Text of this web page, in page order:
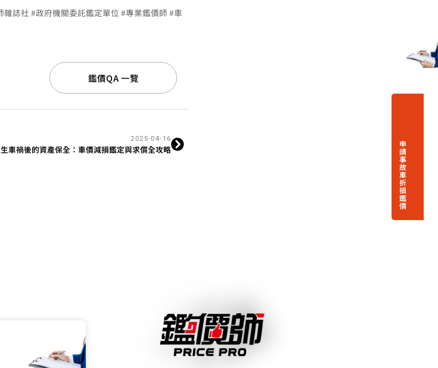
申
請
事
故
車
折
損
鑑
價
誌社 #政府機關委託鑑定單位 #專業鑑價師 #車
鑑價QA 一覽
2025-04-16
車禍後的資產保全：車價減損鑑定與求償全攻略